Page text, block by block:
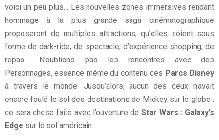
voici un peu plus… Les nouvelles zones immersives rendant
hommage à la plus grande saga cinématographique
proposeront de multiples attractions, qu’elles soient sous
forme de dark-ride, de spectacle, d’expérience shopping, de
repas… N’oublions pas les rencontres avec des
Personnages, essence même du contenu des Parcs Disney
à travers le monde. Jusqu’alors, aucun des deux n’avait
encore foulé le sol des destinations de Mickey sur le globe :
ce sera chose faite avec l’ouverture de Star Wars : Galaxy’s
Edge sur le sol américain.